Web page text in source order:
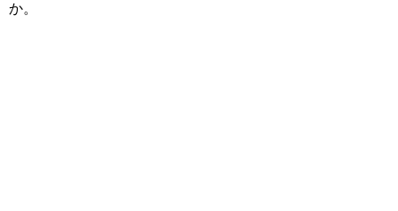
か。